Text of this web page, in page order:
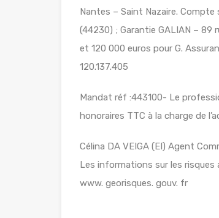
Nantes – Saint Nazaire. Compte
(44230) ; Garantie GALIAN – 89
et 120 000 euros pour G.
120.137.405
Mandat réf :443100- Le
honoraires TTC à la charge de
Célina DA VEIGA (EI) Agent
Les informations sur les risques
www. georisques. gouv. fr